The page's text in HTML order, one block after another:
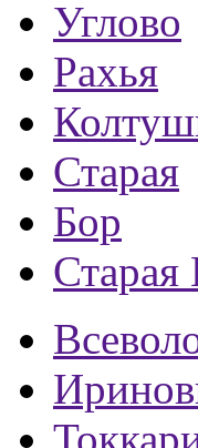
Углово
Рахья
Старая
Бор